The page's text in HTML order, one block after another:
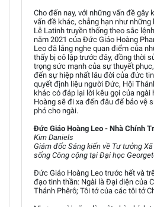
Cho đến nay, với những vấn đề gây
vấn đề khác, chẳng hạn như những
Lễ Latinh truyền thống theo sắc lệnh
năm 2021 của Đức Giáo Hoàng
Leo đã lắng nghe quan điểm của
thấy bị cô lập trước đây, đồng thời
trọng sức mạnh của sự thuyết
đến sự hiệp nhất lâu đời của đức
quyết định liệu người Đức, Hội
khác có đáp lại lời kêu gọi của ngài
Hoàng sẽ đi xa đến đâu để bảo vệ
phó cho ngài.
Đức Giáo Hoàng Leo - Nhà Chính
Kim Daniels
Giám đốc Sáng kiến về Tư tưởng
sống Công cộng tại Đại học
Đức Giáo Hoàng Leo trước hết và
đạo tinh thần: Ngài là Đại diện của
Thánh Phêrô; Tôi tớ của các tôi tớ